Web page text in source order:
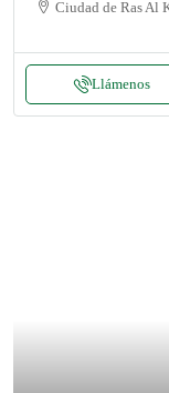
Ciudad de Ras Al
Llámenos